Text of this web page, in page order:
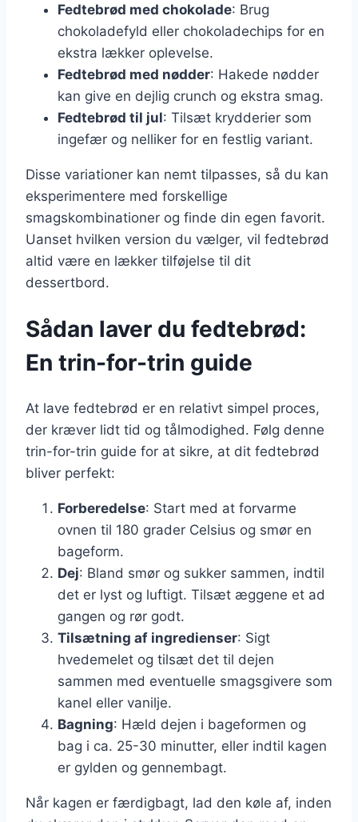
Fedtebrød med chokolade: Brug
chokoladefyld eller chokoladechips for en
ekstra lækker oplevelse.
Fedtebrød med nødder: Hakede nødder
kan give en dejlig crunch og ekstra smag.
Fedtebrød til jul: Tilsæt krydderier som
ingefær og nelliker for en festlig variant.
Disse variationer kan nemt tilpasses, så du kan
eksperimentere med forskellige
smagskombinationer og finde din egen favorit.
Uanset hvilken version du vælger, vil fedtebrød
altid være en lækker tilføjelse til dit
dessertbord.
Sådan laver du fedtebrød:
En trin-for-trin guide
At lave fedtebrød er en relativt simpel proces,
der kræver lidt tid og tålmodighed. Følg denne
trin-for-trin guide for at sikre, at dit fedtebrød
bliver perfekt:
Forberedelse: Start med at forvarme
ovnen til 180 grader Celsius og smør en
bageform.
Dej: Bland smør og sukker sammen, indtil
det er lyst og luftigt. Tilsæt æggene et ad
gangen og rør godt.
Tilsætning af ingredienser: Sigt
hvedemelet og tilsæt det til dejen
sammen med eventuelle smagsgivere som
kanel eller vanilje.
Bagning: Hæld dejen i bageformen og
bag i ca. 25-30 minutter, eller indtil kagen
er gylden og gennembagt.
Når kagen er færdigbagt, lad den køle af, inden